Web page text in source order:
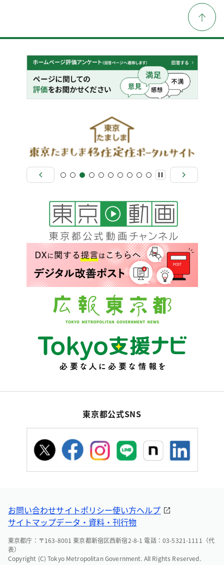
東京都公式SNS
お問い合わせサイトポリシー使い方ヘルプ
サイトマップデータ・資料・刊行物
東京都庁：〒163-8001 東京都新宿区西新宿2-8-1 電話：03-5321-1111（代
表）
Copyright (C) Tokyo Metropolitan Government. All Rights Reserved.